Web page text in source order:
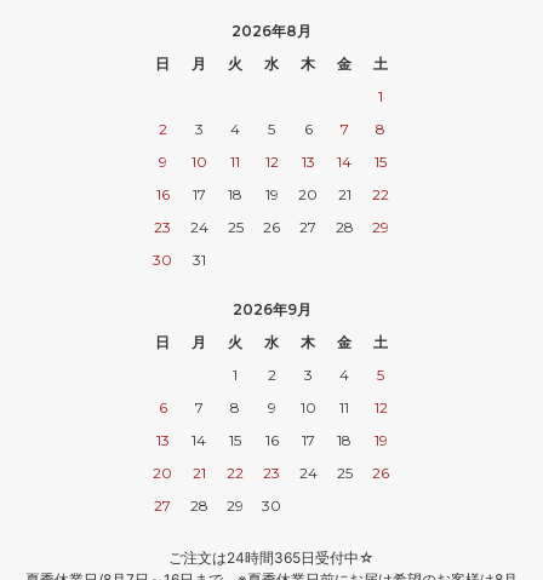
2026年8月
日
月 火 水 木 金
土
1
2
3 4 5 6 7
8
9
10 11 12 13 14
15
16
17 18 19 20 21
22
23
24 25 26 27 28
29
30
31
2026年9月
日
月 火 水 木 金
土
1
2 3 4
5
6
7 8 9 10 11
12
13
14 15 16 17 18
19
20
21 22 23 24 25
26
27
28 29 30
ご注文は24時間365日受付中☆